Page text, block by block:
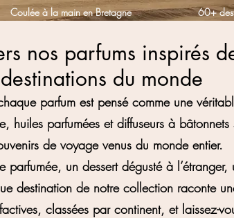
Coulée à la main en Bretagne 60+
nos parfums inspirés
destinations du monde
parfum est pensé comme une
huiles parfumées et diffuseurs à
de voyage venus du monde entier.
un dessert dégusté à
destination de notre collection raconte
classées par continent, et laissez-